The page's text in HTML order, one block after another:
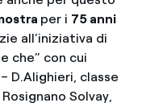
per i 75 anni
all’iniziativa di
che” con cui
D.Alighieri, classe
Solvay,